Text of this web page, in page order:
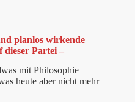
planlos wirkende
dieser Partei –
mit Philosophie
heute aber nicht mehr